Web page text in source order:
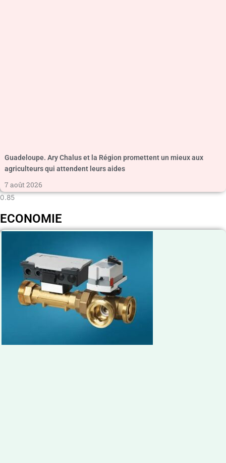
Guadeloupe. Ary Chalus et la Région promettent un mieux aux
agriculteurs qui attendent leurs aides
7 août 2026
ECONOMIE